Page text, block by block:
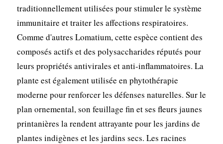
traditionnellement utilisées pour stimuler le système
immunitaire et traiter les affections respiratoires.
Comme d'autres Lomatium, cette espèce contient des
composés actifs et des polysaccharides réputés pour
leurs propriétés antivirales et anti-inflammatoires. La
plante est également utilisée en phytothérapie
moderne pour renforcer les défenses naturelles. Sur le
plan ornemental, son feuillage fin et ses fleurs jaunes
printanières la rendent attrayante pour les jardins de
plantes indigènes et les jardins secs. Les racines